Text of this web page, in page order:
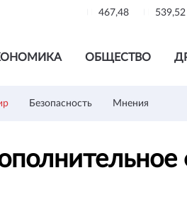
467,48 539,52
ОБЩЕСТВО
Безопасность Мнения